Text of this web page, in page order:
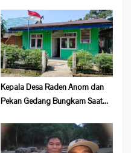
Salak Baru Batang Asai
Kepala Desa Raden Anom dan
Pekan Gedang Bungkam Saat
Ketahanan Pangan